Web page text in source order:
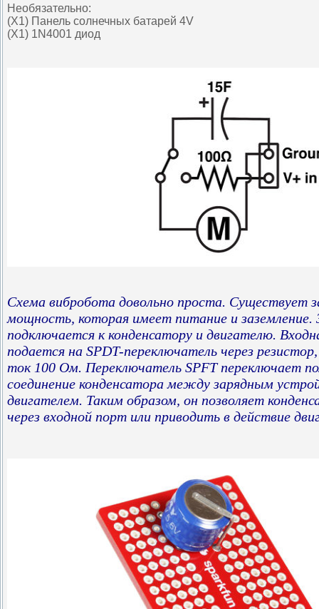
Необязательно:
(X1) Панель солнечных батарей 4V
(X1) 1N4001 диод
Схема вибробота довольно проста. Существует
мощность, которая имеет питание и заземление.
подключается к конденсатору и двигателю.
подается на SPDT-переключатель через
ток 100 Ом. Переключатель SPFT переключает
соединение конденсатора между зарядным
двигателем. Таким образом, он позволяет
через входной порт или приводить в действие